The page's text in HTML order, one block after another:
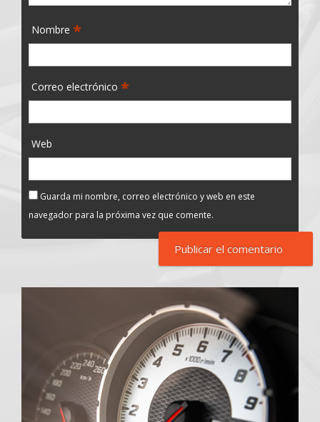
Nombre *
Correo electrónico *
Web
Guarda mi nombre, correo electrónico y web en este
navegador para la próxima vez que comente.